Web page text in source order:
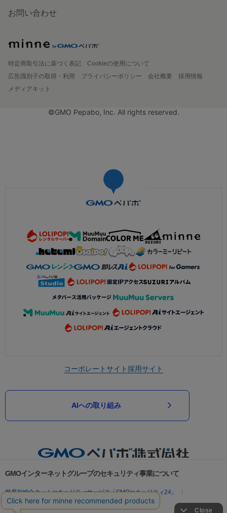
お問い合わせ
特定商取引法に基づく表記
Cookieの使用について
広告識別子の取得・利用
プライバシーポリシー 会社概要
採用情報
メディアキット
©GMO Pepabo, Inc. All rights reserved.
コーポレートサイト採用サイト
AIへの取り組み
GMOインターネットグループのセキュリティ事業について
世界初総合ネットセキュリティサービス「GMOセキュリティ24」
パスワード漏洩診断
Webサイトリスク診断